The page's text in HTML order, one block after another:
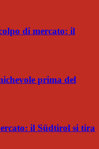
di mercato: il
prima del
il Südtirol si tira